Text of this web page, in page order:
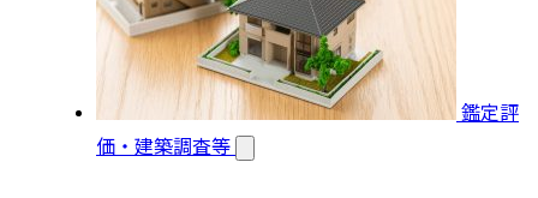
鑑定評
価・建築調査等